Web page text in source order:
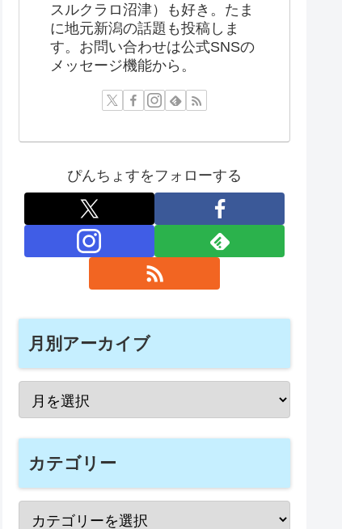
スルクラロ沼津）も好き。たま
に地元新潟の話題も投稿しま
す。お問い合わせは公式SNSの
メッセージ機能から。
ぴんちょすをフォローする
月別アーカイブ
カテゴリー